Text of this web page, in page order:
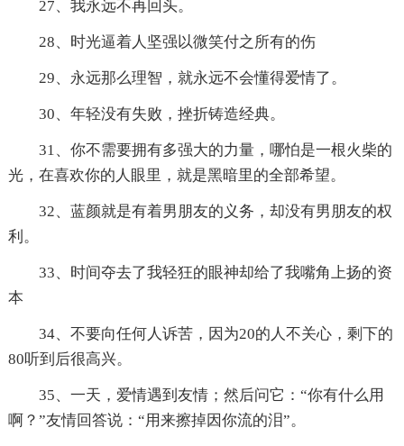
27、我永远不再回头。
28、时光逼着人坚强以微笑付之所有的伤
29、永远那么理智，就永远不会懂得爱情了。
30、年轻没有失败，挫折铸造经典。
31、你不需要拥有多强大的力量，哪怕是一根火柴的
光，在喜欢你的人眼里，就是黑暗里的全部希望。
32、蓝颜就是有着男朋友的义务，却没有男朋友的权
利。
33、时间夺去了我轻狂的眼神却给了我嘴角上扬的资
本
34、不要向任何人诉苦，因为20的人不关心，剩下的
80听到后很高兴。
35、一天，爱情遇到友情；然后问它：“你有什么用
啊？”友情回答说：“用来擦掉因你流的泪”。